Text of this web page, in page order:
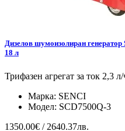
Дизелов шумоизолиран
18 л
Трифазен агрегат за ток 2,3
Марка: SENCI
Модел: SCD7500Q-3
1350.00€ / 2640.37лв.